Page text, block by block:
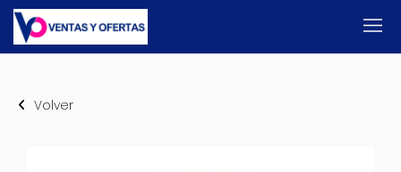
Volver